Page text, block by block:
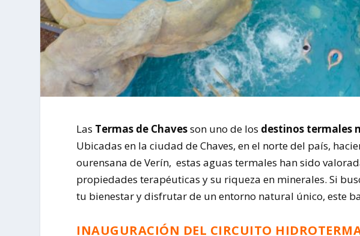
Las Termas de Chavesson uno de los destinos termales
Ubicadas en la ciudad de Chaves, en el norte del país,
ourensana de Verín, estas aguas termales han sido
propiedades terapéuticas y su riqueza en minerales. Si
tu bienestar y disfrutar de un entorno natural único, este
INAUGURACIÓN DEL CIRCUITO